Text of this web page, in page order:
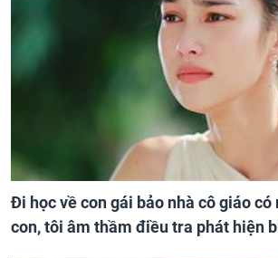
Đi học về con gái bảo nhà cô giáo
con, tôi âm thầm điều tra phát hiện